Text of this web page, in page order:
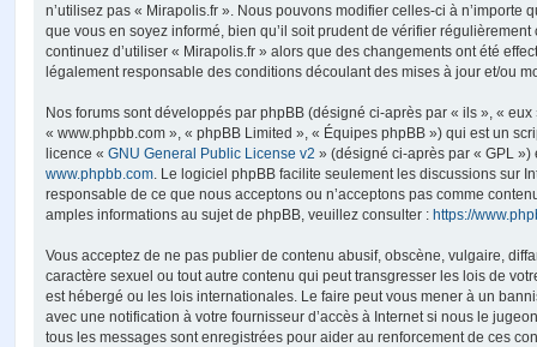
n’utilisez pas « Mirapolis.fr ». Nous pouvons modifier celles-ci à n’importe
que vous en soyez informé, bien qu’il soit prudent de vérifier
continuez d’utiliser « Mirapolis.fr » alors que des changements ont été
légalement responsable des conditions découlant des mises à jour et/ou
Nos forums sont développés par phpBB (désigné ci-après par « ils », «
« www.phpbb.com », « phpBB Limited », « Équipes phpBB ») qui est un
licence « GNU General Public License v2 » (désigné ci-après par « GPL
www.phpbb.com . Le logiciel phpBB facilite seulement les discussions sur
responsable de ce que nous acceptons ou n’acceptons pas comme
amples informations au sujet de phpBB, veuillez consulter : https://
Vous acceptez de ne pas publier de contenu abusif, obscène, vulgaire,
caractère sexuel ou tout autre contenu qui peut transgresser les lois de
est hébergé ou les lois internationales. Le faire peut vous mener à un
avec une notification à votre fournisseur d’accès à Internet si nous le
tous les messages sont enregistrées pour aider au renforcement de ces